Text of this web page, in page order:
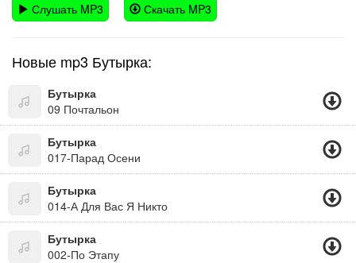
Слушать MP3 Скачать MP3
Новые mp3 Бутырка:
Бутырка
09 Почтальон
Бутырка
017-Парад Осени
Бутырка
014-А Для Вас Я Никто
Бутырка
002-По Этапу